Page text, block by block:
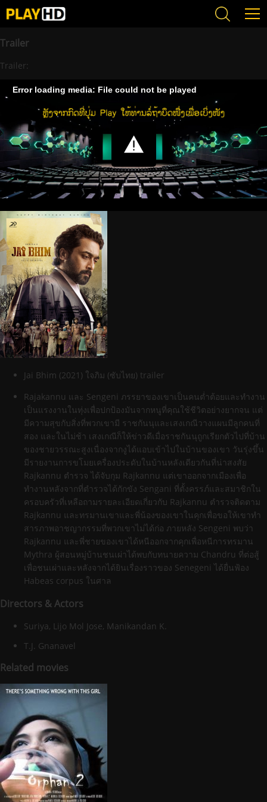
Trailer
Trailer:
Error loading media: File could not be played
Jai Bhim (2021) ใจภิม (ซับไทย) trailer
Rajakannu และ Sengeni ภรรยาของเขาเป็นคนต่ำต้อยและทำงาน
เป็นแรงงานในทุ่งเพื่อปกป้องมันจากหนูที่คุณใช้ชีวิตอย่างยากจน แต่
มีความสุขกับสิ่งที่พวกเขามี ราชกันนุและเสงเกณีวางแผนมีลูกคนที่
สอง และในไม่ช้า เสงเกณีก็ให้ข่าวดีเมื่อราชกันนุถูกเรียกตัวไปที่บ้าน
ของชายวรรณะสูงเนื่องจากงูได้แอบเข้าไปในบ้านของเขา วันรุ่งขึ้น
มีรายงานการขโมยเครื่องประดับในบ้านหลังเดียวกันที่น่าสงสัย
Rajkannu ตำรวจ ได้จับกุม Rajkannu แต่เขาออกจากเมืองเพื่อ
ทำงานหลังจากที่ตำรวจได้กักขัง Sengani ที่ตั้งครรภ์และสมาชิกใน
ครอบครัวที่เหลือถามรายละเอียดเกี่ยวกับ Rajkannu ตำรวจติดตาม
Rajkannu และทรมานเขาและพี่น้องของเขาในคุกเพื่อขอให้เขาทำ
สารภาพอาชญากรรมที่พวกเขาไม่ได้ก่อ ภายหลัง Sengeni พบว่า
Rajkannu และพี่ชายของเขาได้หนีออกจากคุกเพื่อหนีการทรมาน
Mythra ผู้สอนหมู่บ้านชนเผ่าได้พบกับทนายความ Chandru ที่ต่อสู้
เพื่อชนเผ่าและหลังจากได้ยินเรื่องราวของ Senegeni ได้ยื่นฟ้อง
Habeas corpus ในศาล
Directors & Actors
Suriya, Lijo Mol Jose, Manikandan K.
T.J. Gnanavel
Related movies